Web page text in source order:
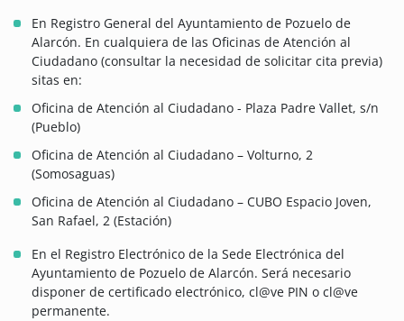
En Registro General del Ayuntamiento de Pozuelo de
Alarcón. En cualquiera de las Oficinas de Atención al
Ciudadano (consultar la necesidad de solicitar cita previa)
sitas en:
Oficina de Atención al Ciudadano - Plaza Padre Vallet, s/n
(Pueblo)
Oficina de Atención al Ciudadano – Volturno, 2
(Somosaguas)
Oficina de Atención al Ciudadano – CUBO Espacio Joven,
San Rafael, 2 (Estación)
En el Registro Electrónico de la Sede Electrónica del
Ayuntamiento de Pozuelo de Alarcón. Será necesario
disponer de certificado electrónico, cl@ve PIN o cl@ve
permanente.